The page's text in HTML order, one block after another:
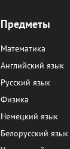
Предметы
Математика
Английский язык
Русский язык
Физика
Немецкий язык
Белорусский язык